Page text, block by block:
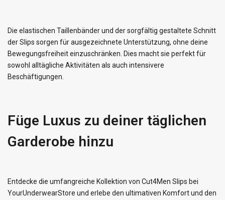
Die elastischen Taillenbänder und der sorgfältig gestaltete Schnitt
der Slips sorgen für ausgezeichnete Unterstützung, ohne deine
Bewegungsfreiheit einzuschränken. Dies macht sie perfekt für
sowohl alltägliche Aktivitäten als auch intensivere
Beschäftigungen.
Füge Luxus zu deiner täglichen
Garderobe hinzu
Entdecke die umfangreiche Kollektion von Cut4Men Slips bei
YourUnderwearStore und erlebe den ultimativen Komfort und den